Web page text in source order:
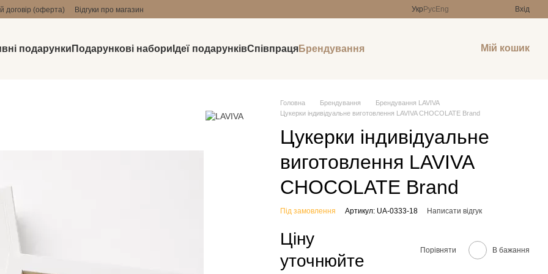
договір (оферта) Відгуки про магазин Укр РусEng Вхід
подарунки Подарункові набори Ідеї подарунківСпівпрацяБрендування Мій кошик
Головна Брендування
Брендування LAVIVA
Цукерки індивідуальне виготовлення LAVIVA CHOCOLATE Brand
Цукерки індивідуальне
виготовлення LAVIVA
CHOCOLATE Brand
Під замовлення Артикул: UA-0333-18 Написати відгук
Ціну
уточнюйте
Порівняти В бажання